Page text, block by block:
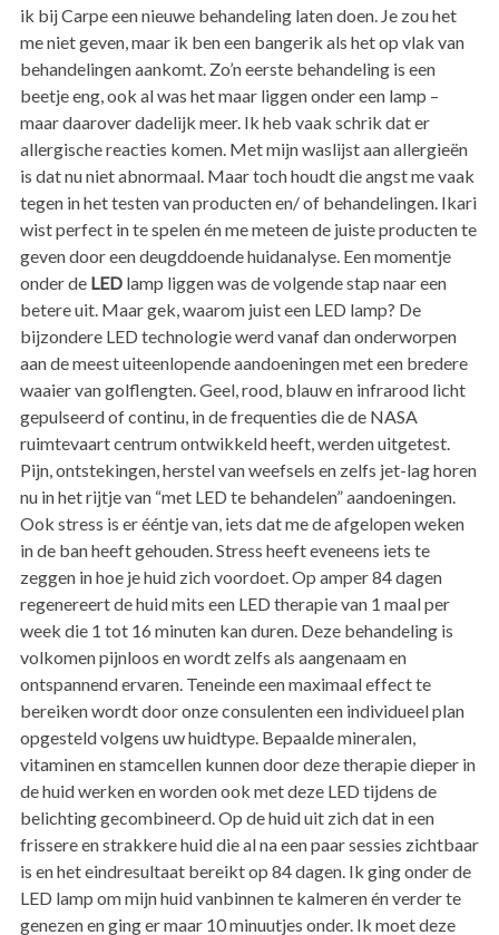
ik bij Carpe een nieuwe behandeling laten doen. Je zou het
me niet geven, maar ik ben een bangerik als het op vlak van
behandelingen aankomt. Zo’n eerste behandeling is een
beetje eng, ook al was het maar liggen onder een lamp –
maar daarover dadelijk meer. Ik heb vaak schrik dat er
allergische reacties komen. Met mijn waslijst aan allergieën
is dat nu niet abnormaal. Maar toch houdt die angst me vaak
tegen in het testen van producten en/ of behandelingen. Ikari
wist perfect in te spelen én me meteen de juiste producten te
geven door een deugddoende huidanalyse. Een momentje
onder de LEDlamp liggen was de volgende stap naar een
betere uit. Maar gek, waarom juist een LED lamp? De
bijzondere LED technologie werd vanaf dan onderworpen
aan de meest uiteenlopende aandoeningen met een bredere
waaier van golflengten. Geel, rood, blauw en infrarood licht
gepulseerd of continu, in de frequenties die de NASA
ruimtevaart centrum ontwikkeld heeft, werden uitgetest.
Pijn, ontstekingen, herstel van weefsels en zelfs jet-lag horen
nu in het rijtje van “met LED te behandelen” aandoeningen.
Ook stress is er ééntje van, iets dat me de afgelopen weken
in de ban heeft gehouden. Stress heeft eveneens iets te
zeggen in hoe je huid zich voordoet. Op amper 84 dagen
regenereert de huid mits een LED therapie van 1 maal per
week die 1 tot 16 minuten kan duren. Deze behandeling is
volkomen pijnloos en wordt zelfs als aangenaam en
ontspannend ervaren. Teneinde een maximaal effect te
bereiken wordt door onze consulenten een individueel plan
opgesteld volgens uw huidtype. Bepaalde mineralen,
vitaminen en stamcellen kunnen door deze therapie dieper in
de huid werken en worden ook met deze LED tijdens de
belichting gecombineerd. Op de huid uit zich dat in een
frissere en strakkere huid die al na een paar sessies zichtbaar
is en het eindresultaat bereikt op 84 dagen. Ik ging onder de
LED lamp om mijn huid vanbinnen te kalmeren én verder te
genezen en ging er maar 10 minuutjes onder. Ik moet deze